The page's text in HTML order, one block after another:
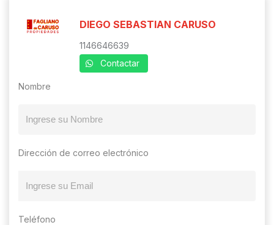
DIEGO SEBASTIAN CARUSO
1146646639
Contactar
Nombre
Dirección de correo electrónico
Teléfono